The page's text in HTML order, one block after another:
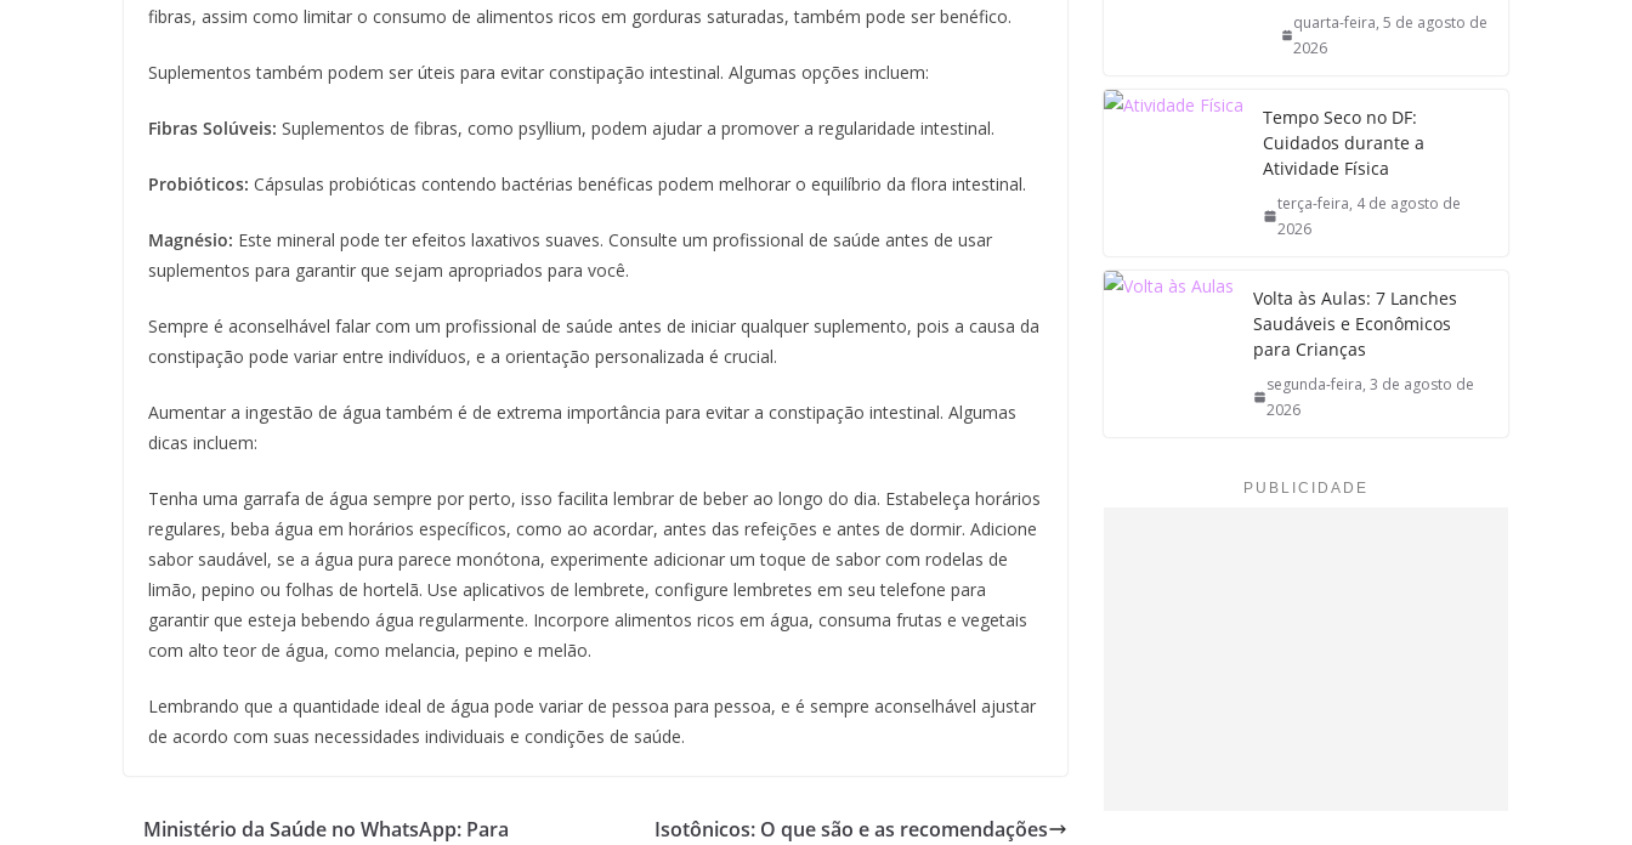
fibras, assim como limitar o consumo de alimentos ricos em gorduras saturadas, também pode ser benéfico.
Suplementos também podem ser úteis para evitar constipação intestinal. Algumas opções incluem:
Fibras Solúveis: Suplementos de fibras, como psyllium, podem ajudar a promover a regularidade intestinal.
Probióticos: Cápsulas probióticas contendo bactérias benéficas podem melhorar o equilíbrio da flora intestinal.
Magnésio: Este mineral pode ter efeitos laxativos suaves. Consulte um profissional de saúde antes de usar
suplementos para garantir que sejam apropriados para você.
Sempre é aconselhável falar com um profissional de saúde antes de iniciar qualquer suplemento, pois a causa da
constipação pode variar entre indivíduos, e a orientação personalizada é crucial.
Aumentar a ingestão de água também é de extrema importância para evitar a constipação intestinal. Algumas
dicas incluem:
Tenha uma garrafa de água sempre por perto, isso facilita lembrar de beber ao longo do dia. Estabeleça horários
regulares, beba água em horários específicos, como ao acordar, antes das refeições e antes de dormir. Adicione
sabor saudável, se a água pura parece monótona, experimente adicionar um toque de sabor com rodelas de
limão, pepino ou folhas de hortelã. Use aplicativos de lembrete, configure lembretes em seu telefone para
garantir que esteja bebendo água regularmente. Incorpore alimentos ricos em água, consuma frutas e vegetais
com alto teor de água, como melancia, pepino e melão.
Lembrando que a quantidade ideal de água pode variar de pessoa para pessoa, e é sempre aconselhável ajustar
de acordo com suas necessidades individuais e condições de saúde.
Ministério da Saúde no WhatsApp: Para
Isotônicos: O que são e as recomendações
quarta-feira, 5 de agosto de
2026
Tempo Seco no DF:
Cuidados durante a
Atividade Física
terça-feira, 4 de agosto de
2026
Volta às Aulas: 7 Lanches
Saudáveis e Econômicos
para Crianças
segunda-feira, 3 de agosto de
2026
PUBLICIDADE